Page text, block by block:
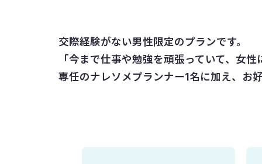
交際経験がない男性限定のプランです。
「今まで仕事や勉強を頑張っていて、女
専任のナレソメプランナー1名に加え、お